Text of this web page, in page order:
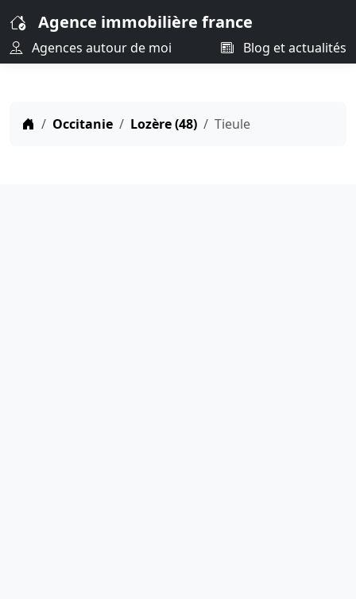
Agence immobilière france
Agences autour de moi Blog et actualités
Occitanie Lozère (48) Tieule